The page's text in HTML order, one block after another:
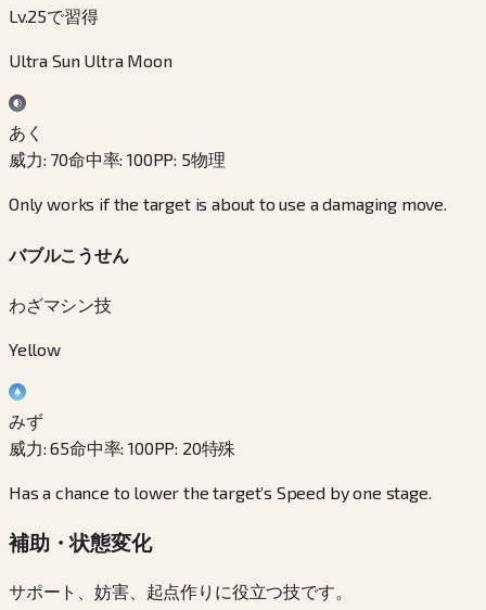
Lv.25で習得
Ultra Sun Ultra Moon
あく
威力: 70命中率:100PP: 5物理
Only works if the target is about to use a damaging move.
バブルこうせん
わざマシン技
Yellow
みず
威力:65命中率:100PP: 20特殊
Has a chance to lower the target’s Speed by one stage.
補助・状態変化
サポート、妨害、起点作りに役立つ技です。